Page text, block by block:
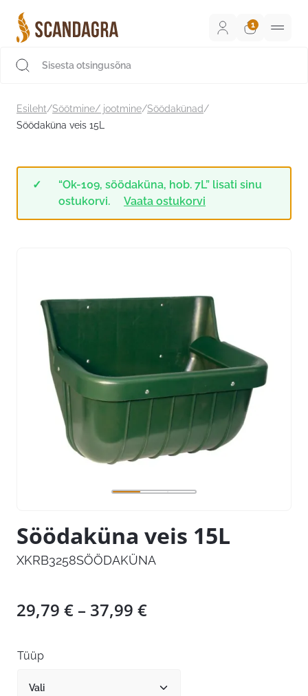
sisu
juurde
Esileht/Söötmine/ jootmine/Söödakünad/
Söödaküna veis 15L
“Ok-109, söödaküna, hob. 7L” lisati sinu
ostukorvi.
Vaata ostukorvi
Söödaküna veis 15L
XKRB3258SÖÖDAKÜNA
29,79 € – 37,99 €Hinnavahemik:
Tüüp